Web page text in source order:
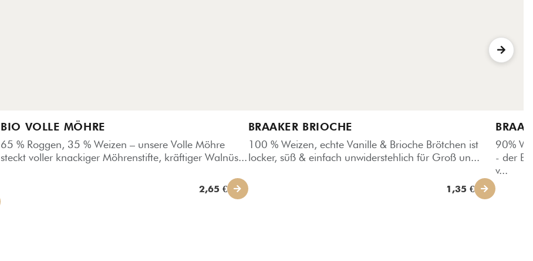
BIO VOLLE MÖHRE
65 % Roggen, 35 % Weizen – unsere Volle Möhre
steckt voller knackiger Möhrenstifte, kräftiger Walnüs...
2,65 €
BRAAKER BRIOCHE
100 % Weizen, echte Vanille & Brioche Brötchen ist
locker, süß & einfach unwiderstehlich für Groß un...
1,35 €
90%
- der
v...